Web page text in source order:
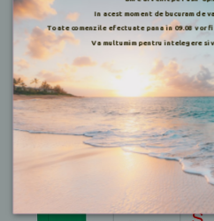
Tricou produs in Bangladesh.
Pentru marimea corecta va rugam
In acest moment de bucuram de
Toate comenzile efectuate pana in 09.08 vor
Va multumim pentru intelegere si